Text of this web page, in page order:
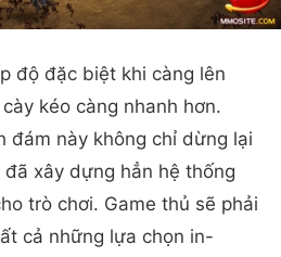
độ đặc biệt khi càng lên
kéo càng nhanh hơn.
đám này không chỉ dừng lại
xây dựng hẳn hệ thống
trò chơi. Game thủ sẽ phải
cả những lựa chọn in-